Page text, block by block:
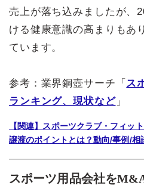
売上が落ち込みましたが、
ける健康意識の高まりもあ
ています。
参考：業界銅壺サーチ「 ス
ランキング、現状など」
【関連】スポーツクラブ・フィッ
譲渡のポイントとは？動向/事例/相
スポーツ用品会社を